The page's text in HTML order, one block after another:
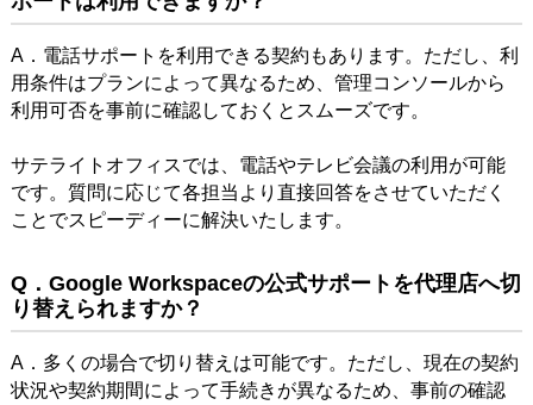
A．電話サポートを利用できる契約もあります。ただし、利
用条件はプランによって異なるため、管理コンソールから
利用可否を事前に確認しておくとスムーズです。
サテライトオフィスでは、電話やテレビ会議の利用が可能
です。質問に応じて各担当より直接回答をさせていただく
ことでスピーディーに解決いたします。
Q．Google Workspaceの公式サポートを代理店へ切
り替えられますか？
A．多くの場合で切り替えは可能です。ただし、現在の契約
状況や契約期間によって手続きが異なるため、事前の確認